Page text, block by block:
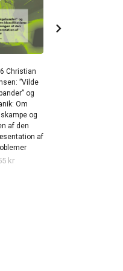
Christian
”Vilde
og
Om
og
af den
af
kr
chevron_right